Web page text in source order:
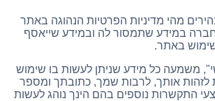
מהי מדיניות הפרטיות הנהוגה באתר
במידע שתמסור לה ובמידע שייאסף
באתר.
משמעה כל מידע שניתן לעשות בו שימוש
לזהות אותך, לרבות שמך, כתובתך ומספר
התקשרות נוספים בהם הינך נוהג לעשות